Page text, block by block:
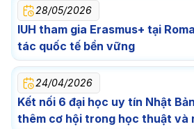
28/05/2026
IUH tham gia Erasmus+ tại
tác quốc tế bền vững
24/04/2026
Kết nối 6 đại học uy tín Nhật
thêm cơ hội trong học thuật và